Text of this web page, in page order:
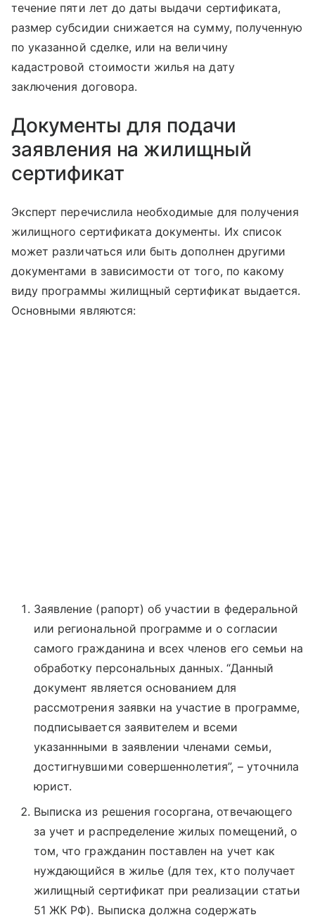
течение пяти лет до даты выдачи сертификата,
размер субсидии снижается на сумму, полученную
по указанной сделке, или на величину
кадастровой стоимости жилья на дату
заключения договора.
Документы для подачи
заявления на жилищный
сертификат
Эксперт перечислила необходимые для получения
жилищного сертификата документы. Их список
может различаться или быть дополнен другими
документами в зависимости от того, по какому
виду программы жилищный сертификат выдается.
Основными являются:
Заявление (рапорт) об участии в федеральной
или региональной программе и о согласии
самого гражданина и всех членов его семьи на
обработку персональных данных. “Данный
документ является основанием для
рассмотрения заявки на участие в программе,
подписывается заявителем и всеми
указаннными в заявлении членами семьи,
достигнувшими совершеннолетия”, – уточнила
юрист.
Выписка из решения госоргана, отвечающего
за учет и распределение жилых помещений, о
том, что гражданин поставлен на учет как
нуждающийся в жилье (для тех, кто получает
жилищный сертификат при реализации статьи
51 ЖК РФ). Выписка должна содержать